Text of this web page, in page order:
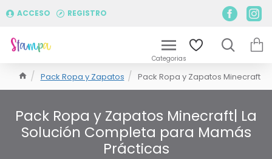
ACCESO REGISTRO
Pack Ropa y Zapatos Pack Ropa y Zapatos Minecraft
Pack Ropa y Zapatos Minecraft| La
Solución Completa para Mamás
Prácticas